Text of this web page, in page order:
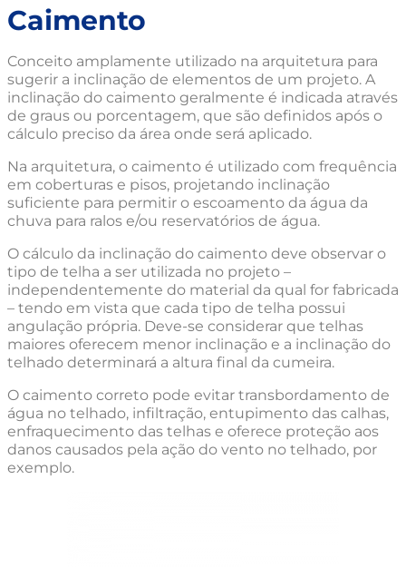
Caimento
Conceito amplamente utilizado na arquitetura para
sugerir a inclinação de elementos de um projeto. A
inclinação do caimento geralmente é indicada através
de graus ou porcentagem, que são definidos após o
cálculo preciso da área onde será aplicado.
Na arquitetura, o caimento é utilizado com frequência
em coberturas e pisos, projetando inclinação
suficiente para permitir o escoamento da água da
chuva para ralos e/ou reservatórios de água.
O cálculo da inclinação do caimento deve observar o
tipo de telha a ser utilizada no projeto –
independentemente do material da qual for fabricada
– tendo em vista que cada tipo de telha possui
angulação própria. Deve-se considerar que telhas
maiores oferecem menor inclinação e a inclinação do
telhado determinará a altura final da cumeira.
O caimento correto pode evitar transbordamento de
água no telhado, infiltração, entupimento das calhas,
enfraquecimento das telhas e oferece proteção aos
danos causados pela ação do vento no telhado, por
exemplo.